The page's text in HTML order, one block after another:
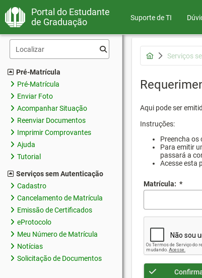
Portal do Estudante
de Graduação
Suporte de TI
Pré-Matrícula
Pré-Matrícula
Enviar Foto
Acompanhar Situação
Reenviar Documentos
Imprimir Comprovantes
Ajuda
Tutorial
Serviços sem Autenticação
Cadastro
Cancelamento de Matrícula
Emissão de Certificados
eProtocolo
Meu Número de Matrícula
Notícias
Solicitação de Documentos
Serviços
Aqui pode ser
Instruções:
Preencha os
Para emitir
passará a
Acesse esta
Matrícula: *